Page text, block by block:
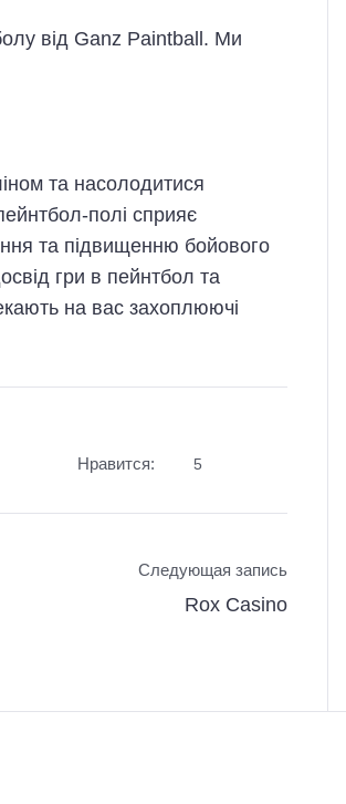
від Ganz Paintball. Ми
та насолодитися
полі сприяє
та підвищенню бойового
гри в пейнтбол та
на вас захоплюючі
Нравится: 5
Следующая запись
Rox Casino